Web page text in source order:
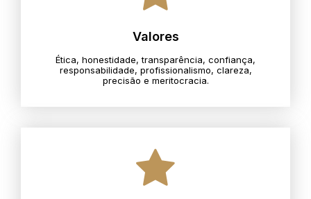
Valores
Ética, honestidade, transparência, confiança,
responsabilidade, profissionalismo, clareza,
precisão e meritocracia.​